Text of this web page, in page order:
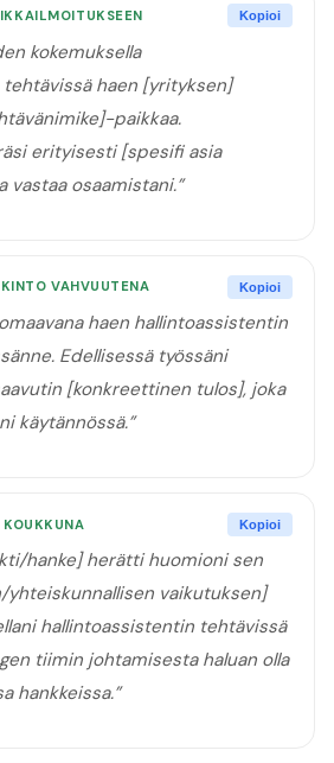
Kopioi
kokemuksella
haen [yrityksen]
paikkaa.
erityisesti [spesifi asia
vastaa osaamistani.”
VAHVUUTENA Kopioi
haen hallintoassistentin
Edellisessä työssäni
[konkreettinen tulos], joka
käytännössä.”
Kopioi
hanke] herätti huomioni sen
vaikutuksen]
hallintoassistentin tehtävissä
tiimin johtamisesta haluan olla
hankkeissa.”